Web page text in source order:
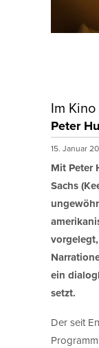
Im Kino
Peter
15. Januar
Mit Peter
Sachs
ein
setzt.
Der seit